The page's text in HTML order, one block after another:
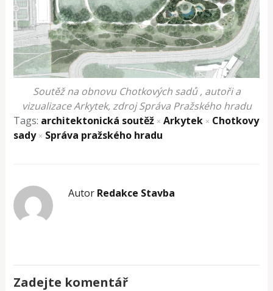
Soutěž na obnovu Chotkových sadů , autoři a
vizualizace Arkytek, zdroj Správa Pražského hradu
Tags: architektonická soutěž × Arkytek × Chotkovy
sady × Správa pražského hradu
Autor Redakce Stavba
Zadejte komentář